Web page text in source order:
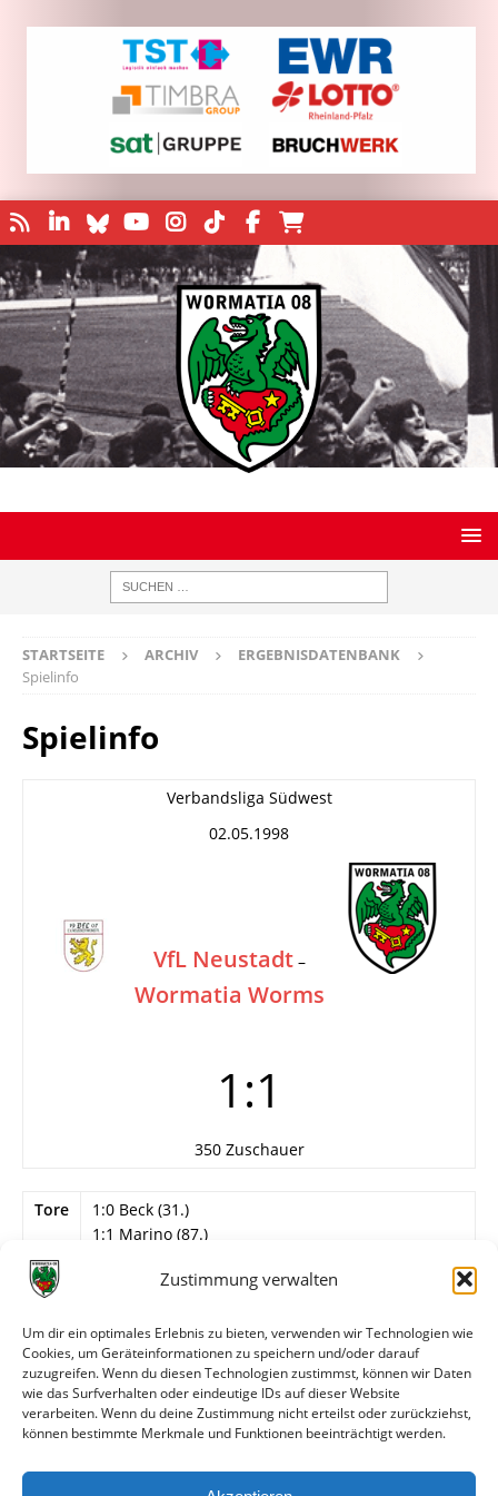
Zustimmung verwalten
Um dir ein optimales Erlebnis zu bieten, verwenden wir Technologien wie
Cookies, um Geräteinformationen zu speichern und/oder darauf
zuzugreifen. Wenn du diesen Technologien zustimmst, können wir Daten
wie das Surfverhalten oder eindeutige IDs auf dieser Website
verarbeiten. Wenn du deine Zustimmung nicht erteilst oder zurückziehst,
können bestimmte Merkmale und Funktionen beeinträchtigt werden.
STARTSEITE ARCHIV
ERGEBNISDATENBANK
Spielinfo
Spielinfo
Verbandsliga Südwest
02.05.1998
VfL Neustadt –
Wormatia Worms
1:1
350 Zuschauer
Tore
1:0 Beck (31.)
1:1 Marino (87.)
Info
28. Spieltag
Reichel – Kröhler (56. Sandmeier), Mager,
Trnjanin, Nothaft, Smajic (59. Marino), Merz (80.
Röth), Krist, Seifert, Zimmer, Bopp.